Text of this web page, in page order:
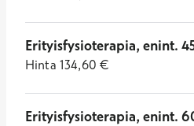
Erityisfysioterapia, enint.
Hinta 134,60 €
Erityisfysioterapia, enint.